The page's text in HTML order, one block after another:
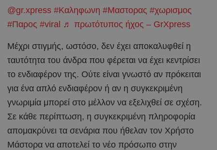
@gr.xpress #Καληφωνη #Μαστορας #χωρισμος
#Παρος #viral ♬ πρωτότυπος ήχος – GrXpress
Μέχρι στιγμής, ωστόσο, δεν έχει αποκαλυφθεί η
ταυτότητα του άνδρα που φέρεται να έχει κεντρίσει
το ενδιαφέρον της. Ούτε είναι γνωστό αν πρόκειται
για ένα απλό ενδιαφέρον ή αν η συγκεκριμένη
γνωριμία μπορεί στο μέλλον να εξελιχθεί σε σχέση.
Σε κάθε περίπτωση, η συγκεκριμένη πληροφορία
απομακρύνει τα σενάρια που ήθελαν τον Χρήστο
Μάστορα να αποτελεί το νέο πρόσωπο στην